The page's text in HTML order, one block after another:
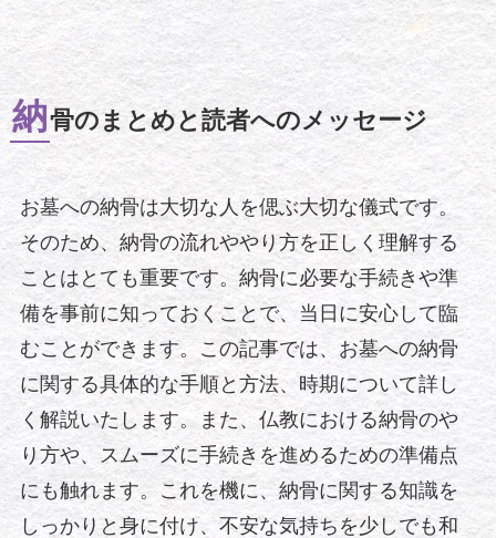
納骨のまとめと読者へのメッセージ
お墓への納骨は大切な人を偲ぶ大切な儀式です。
そのため、納骨の流れややり方を正しく理解する
ことはとても重要です。納骨に必要な手続きや準
備を事前に知っておくことで、当日に安心して臨
むことができます。この記事では、お墓への納骨
に関する具体的な手順と方法、時期について詳し
く解説いたします。また、仏教における納骨のや
り方や、スムーズに手続きを進めるための準備点
にも触れます。これを機に、納骨に関する知識を
しっかりと身に付け、不安な気持ちを少しでも和